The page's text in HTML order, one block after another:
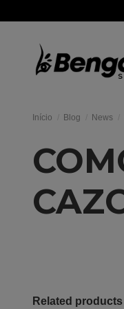
Início Blog News
Related products